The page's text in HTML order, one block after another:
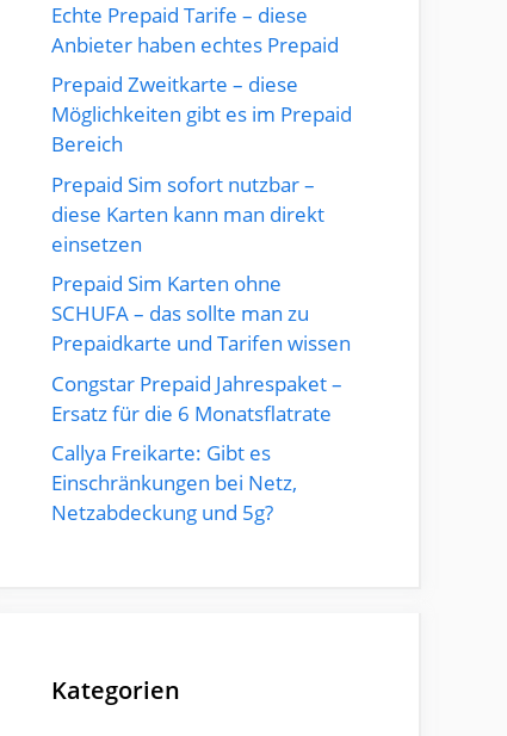
Echte Prepaid Tarife – diese
Anbieter haben echtes Prepaid
Prepaid Zweitkarte – diese
Möglichkeiten gibt es im Prepaid
Bereich
Prepaid Sim sofort nutzbar –
diese Karten kann man direkt
einsetzen
Prepaid Sim Karten ohne
SCHUFA – das sollte man zu
Prepaidkarte und Tarifen wissen
Congstar Prepaid Jahrespaket –
Ersatz für die 6 Monatsflatrate
Callya Freikarte: Gibt es
Einschränkungen bei Netz,
Netzabdeckung und 5g?
Kategorien